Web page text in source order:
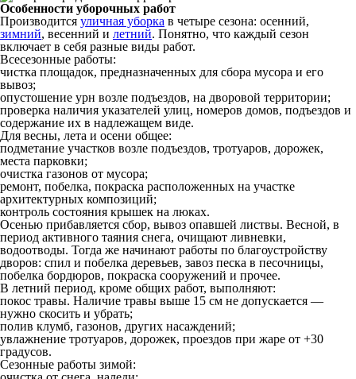
Особенности уборочных работ
Производится уличная уборка в четыре сезона: осенний,
зимний, весенний и летний. Понятно, что каждый сезон
включает в себя разные виды работ.
Всесезонные работы:
чистка площадок, предназначенных для сбора мусора и его
вывоз;
опустошение урн возле подъездов, на дворовой территории;
проверка наличия указателей улиц, номеров домов, подъездов и
содержание их в надлежащем виде.
Для весны, лета и осени общее:
подметание участков возле подъездов, тротуаров, дорожек,
места парковки;
очистка газонов от мусора;
ремонт, побелка, покраска расположенных на участке
архитектурных композиций;
контроль состояния крышек на люках.
Осенью прибавляется сбор, вывоз опавшей листвы. Весной, в
период активного таяния снега, очищают ливневки,
водоотводы. Тогда же начинают работы по благоустройству
дворов: спил и побелка деревьев, завоз песка в песочницы,
побелка бордюров, покраска сооружений и прочее.
В летний период, кроме общих работ, выполняют:
покос травы. Наличие травы выше 15 см не допускается —
нужно скосить и убрать;
полив клумб, газонов, других насаждений;
увлажнение тротуаров, дорожек, проездов при жаре от +30
градусов.
Сезонные работы зимой: